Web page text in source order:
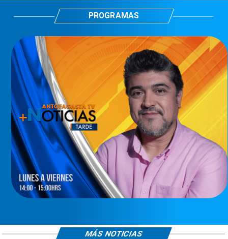
PROGRAMAS
MÁS NOTICIAS